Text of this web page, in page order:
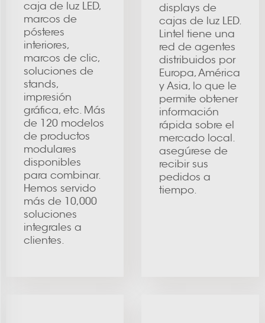
caja de luz LED,
marcos de
pósteres
interiores,
marcos de clic,
soluciones de
stands,
impresión
gráfica, etc. Más
de 120 modelos
de productos
modulares
disponibles
para combinar.
Hemos servido
más de 10,000
soluciones
integrales a
clientes.
displays de
cajas de luz LED.
Lintel tiene una
red de agentes
distribuidos por
Europa, América
y Asia, lo que le
permite obtener
información
rápida sobre el
mercado local.
asegúrese de
recibir sus
pedidos a
tiempo.